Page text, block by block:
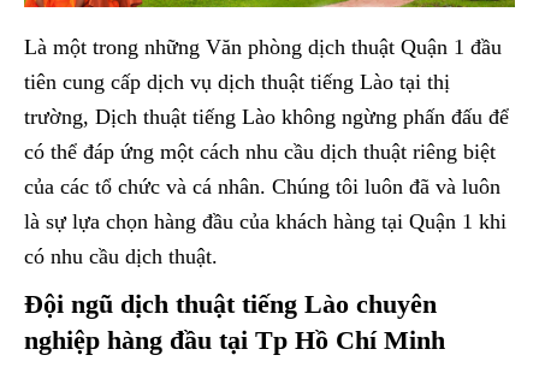
Là một trong những Văn phòng dịch thuật Quận 1 đầu
tiên cung cấp dịch vụ dịch thuật tiếng Lào tại thị
trường, Dịch thuật tiếng Lào không ngừng phấn đấu để
có thể đáp ứng một cách nhu cầu dịch thuật riêng biệt
của các tổ chức và cá nhân. Chúng tôi luôn đã và luôn
là sự lựa chọn hàng đầu của khách hàng tại Quận 1 khi
có nhu cầu dịch thuật.
Đội ngũ dịch thuật tiếng Lào chuyên
nghiệp hàng đầu tại Tp Hồ Chí Minh